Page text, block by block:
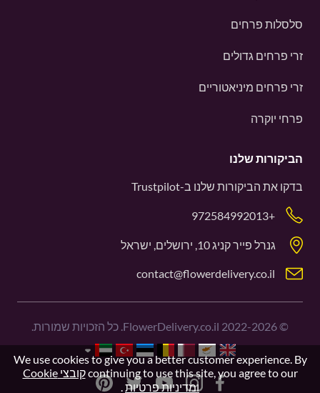
סלסלות פרחים
זרי פרחים גדולים
זרי פרחים מיניאטוריים
פרחי יוקרה
הביקורות שלנו
בדקו את הביקורות שלנו ב-Trustpilot
+972584992013
גנרל פייר קניג 10, ירושלים, ישראל
contact@flowerdelivery.co.il
©
2022-2026
We use cookies to give you a better customer experience. By
continuing to use this site, you agree to our
קובצי Cookie
ומדיניות פרטיות.